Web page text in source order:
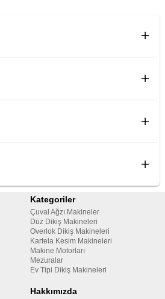
Kategoriler
Çuval Ağzı Makineler
Düz Dikiş Makineleri
Overlok Dikiş Makineleri
Kartela Kesim Makineleri
Makine Motorları
Mezuralar
Ev Tipi Dikiş Makineleri
Hakkımızda